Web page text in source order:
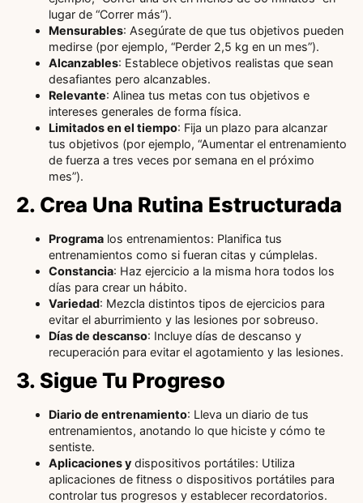
lugar de “Correr más”).
Mensurables: Asegúrate de que tus objetivos pueden
medirse (por ejemplo, “Perder 2,5 kg en un mes”).
Alcanzables: Establece objetivos realistas que sean
desafiantes pero alcanzables.
Relevante: Alinea tus metas con tus objetivos e
intereses generales de forma física.
Limitados en el tiempo: Fija un plazo para alcanzar
tus objetivos (por ejemplo, “Aumentar el entrenamiento
de fuerza a tres veces por semana en el próximo
mes”).
2. Crea Una Rutina Estructurada
Programa los entrenamientos: Planifica tus
entrenamientos como si fueran citas y cúmplelas.
Constancia: Haz ejercicio a la misma hora todos los
días para crear un hábito.
Variedad: Mezcla distintos tipos de ejercicios para
evitar el aburrimiento y las lesiones por sobreuso.
Días de descanso: Incluye días de descanso y
recuperación para evitar el agotamiento y las lesiones.
3. Sigue Tu Progreso
Diario de entrenamiento: Lleva un diario de tus
entrenamientos, anotando lo que hiciste y cómo te
sentiste.
Aplicaciones y dispositivos portátiles: Utiliza
aplicaciones de fitness o dispositivos portátiles para
controlar tus progresos y establecer recordatorios.